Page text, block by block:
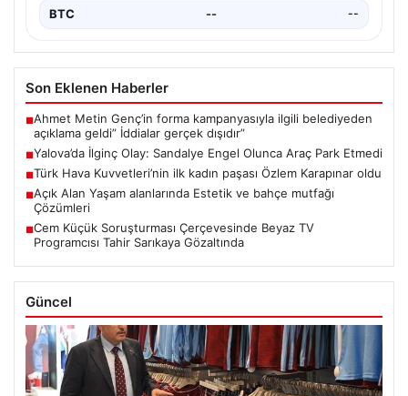
BTC -- --
Son Eklenen Haberler
■Ahmet Metin Genç’in forma kampanyasıyla ilgili belediyeden
açıklama geldi” İddialar gerçek dışıdır”
■Yalova’da İlginç Olay: Sandalye Engel Olunca Araç Park Etmedi
■Türk Hava Kuvvetleri’nin ilk kadın paşası Özlem Karapınar oldu
■Açık Alan Yaşam alanlarında Estetik ve bahçe mutfağı
Çözümleri
■Cem Küçük Soruşturması Çerçevesinde Beyaz TV
Programcısı Tahir Sarıkaya Gözaltında
Güncel